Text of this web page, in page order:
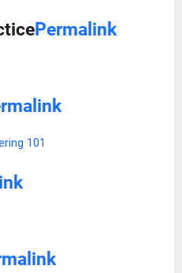
Permalink
101